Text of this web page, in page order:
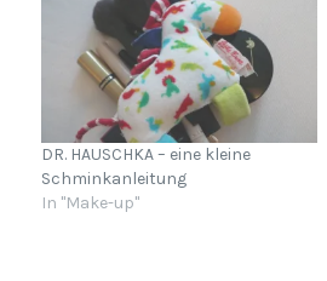
DR. HAUSCHKA – eine kleine
Schminkanleitung
In "Make-up"